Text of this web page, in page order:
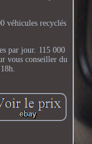
véhicules recyclés
par jour. 115 000
vous conseiller du